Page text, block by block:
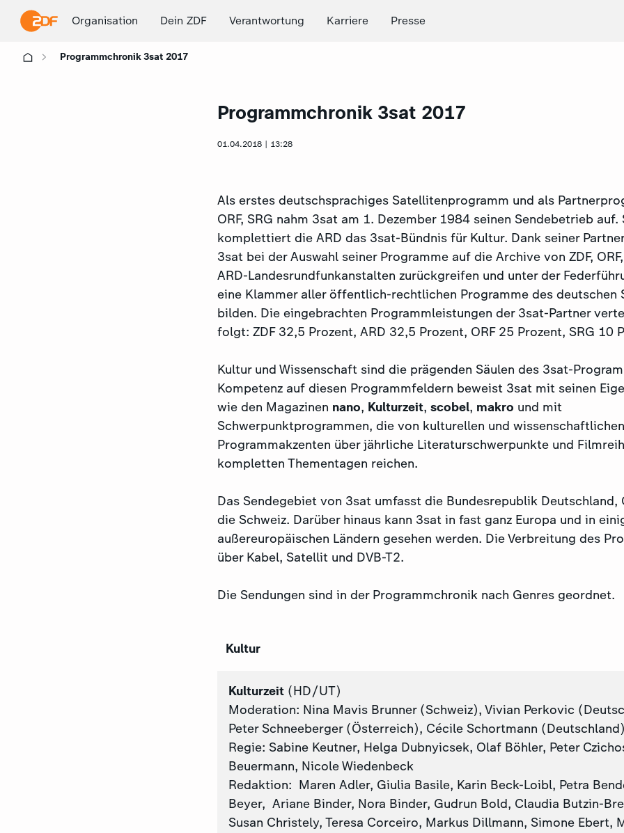
Organisation Dein ZDF Verantwortung Karriere Presse
Programmchronik 3sat 2017
Programmchronik 3sat 2017
01.04.2018 | 13:28
Als erstes deutschsprachiges Satellitenprogramm und als
ORF, SRG nahm 3sat am 1. Dezember 1984 seinen Sendebetrieb
komplettiert die ARD das 3sat-Bündnis für Kultur. Dank seiner
3sat bei der Auswahl seiner Programme auf die Archive von ZDF,
ARD-Landesrundfunkanstalten zurückgreifen und unter der
eine Klammer aller öffentlich-rechtlichen Programme des deutschen
bilden. Die eingebrachten Programmleistungen der 3sat-Partner
folgt: ZDF 32,5 Prozent, ARD 32,5 Prozent, ORF 25 Prozent, SRG 10
Kultur und Wissenschaft sind die prägenden Säulen des 3sat-
Kompetenz auf diesen Programmfeldern beweist 3sat mit seinen
wie den Magazinen nano, Kulturzeit, scobel, makro und mit
Schwerpunktprogrammen, die von kulturellen und wissenschaftlichen
Programmakzenten über jährliche Literaturschwerpunkte und
kompletten Thementagen reichen.
Das Sendegebiet von 3sat umfasst die Bundesrepublik Deutschland,
die Schweiz. Darüber hinaus kann 3sat in fast ganz Europa und in
außereuropäischen Ländern gesehen werden. Die Verbreitung des
über Kabel, Satellit und DVB-T2.
Die Sendungen sind in der Programmchronik nach Genres geordnet.
Kultur
Kulturzeit (HD/UT)
Moderation: Nina Mavis Brunner (Schweiz), Vivian Perkovic
Peter Schneeberger (Österreich), Cécile Schortmann (Deutschland)
Regie: Sabine Keutner, Helga Dubnyicsek, Olaf Böhler, Peter
Beuermann, Nicole Wiedenbeck
Redaktion: Maren Adler, Giulia Basile, Karin Beck-Loibl, Petra
Beyer, Ariane Binder, Nora Binder, Gudrun Bold, Claudia Butzin-
Susan Christely, Teresa Corceiro, Markus Dillmann, Simone Ebert,